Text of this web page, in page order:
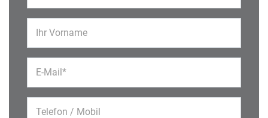
Ihr Vorname
E-Mail*
Telefon / Mobil